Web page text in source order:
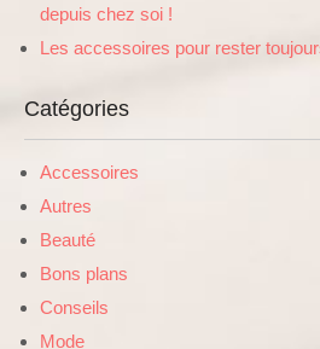
depuis chez soi !
Les accessoires pour rester
Catégories
Accessoires
Autres
Beauté
Bons plans
Conseils
Mode